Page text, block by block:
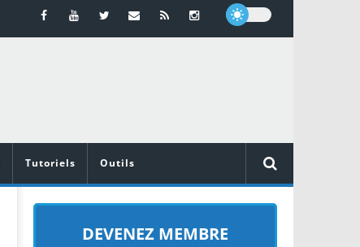
Tutoriels Outils
DEVENEZ MEMBRE